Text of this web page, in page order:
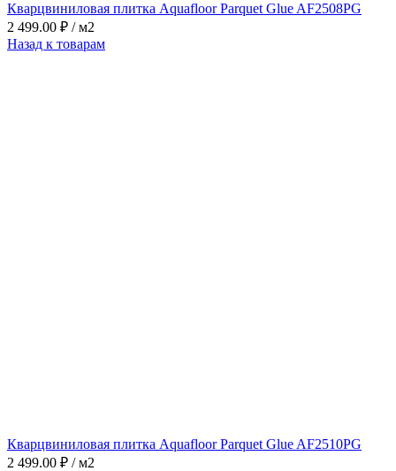
Кварцвиниловая плитка Aquafloor Parquet Glue AF2508PG
2 499.00 ₽ / м2
Назад к товарам
Кварцвиниловая плитка Aquafloor Parquet Glue AF2510PG
2 499.00 ₽ / м2